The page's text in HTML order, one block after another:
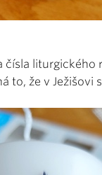
liturgického
to, že v Ježišovi